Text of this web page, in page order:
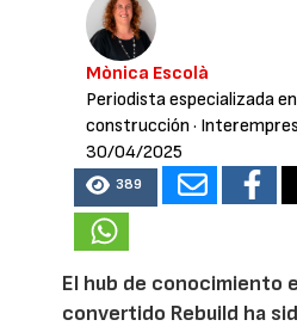
Mònica Escolà
Periodista especializada
construcción ·
30/04/2025
389
El hub de conocimiento
convertido Rebuild ha